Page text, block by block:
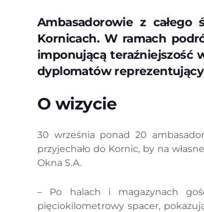
Ambasadorowie z całego
Kornicach. W ramach
imponującą teraźniejszość
dyplomatów
O wizycie
30 września ponad 20
przyjechało do Kornic, by na
Okna S.A.
– Po halach i magazynach
pięciokilometrowy spacer,